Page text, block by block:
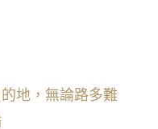
地，無論路多難